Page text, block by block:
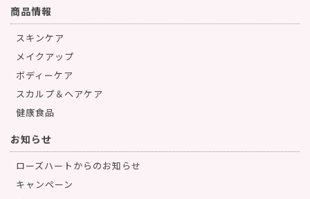
商品情報
スキンケア
メイクアップ
ボディーケア
スカルプ＆ヘアケア
健康食品
お知らせ
ローズハートからのお知らせ
キャンペーン